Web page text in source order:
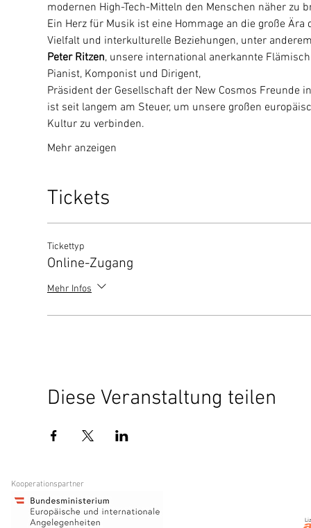
modernen High-Tech-Mitteln den Menschen näher zu
Ein Herz für Musik ist eine Hommage an die große
Vielfalt und interkulturelle Beziehungen, unter
Peter Ritzen, unsere international anerkannte
Pianist, Komponist und Dirigent,
Präsident der Gesellschaft der New Cosmos Freunde
ist seit langem am Steuer, um unsere großen
Kultur zu verbinden.
Mehr anzeigen
Tickets
Tickettyp
Online-Zugang
Mehr Infos
Diese Veranstaltung teilen
Kooperationspartner